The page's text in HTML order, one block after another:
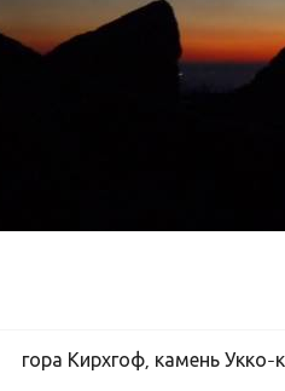
гора Кирхгоф, камень Укко-